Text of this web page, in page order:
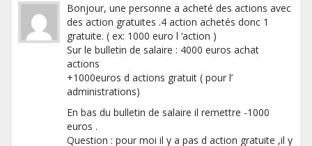
Bonjour, une personne a acheté des actions avec
des action gratuites .4 action achetés donc 1
gratuite. ( ex: 1000 euro l ‘action )
Sur le bulletin de salaire : 4000 euros achat
actions
+1000euros d actions gratuit ( pour l’
administrations)
En bas du bulletin de salaire il remettre -1000
euros .
Question : pour moi il y a pas d action gratuite ,il y